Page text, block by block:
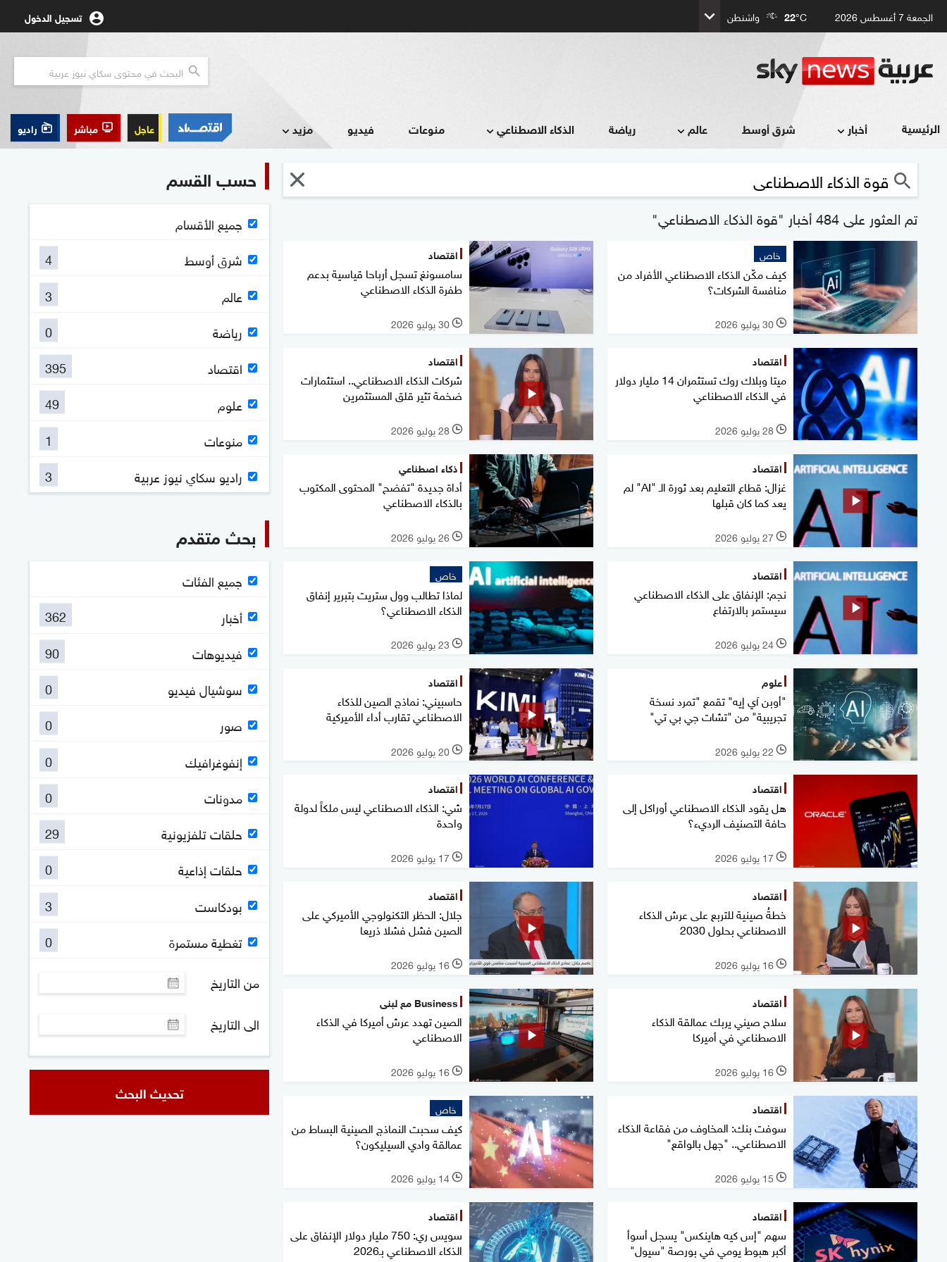
الجمعة 7 أغسطس 2026 22°C واشنطن تسجيل الدخول
الرئيسية أخبار شرق أوسط عالم رياضة الذكاء الاصطناعي منوعات فيديو مزيد عاجل مباشر راديو
تم العثور على 484 أخبار "قوة الذكاء الاصطناعي"
خاص
كيف مكّن الذكاء الاصطناعي الأفراد من
منافسة الشركات؟
l 30 يوليو 2026
اقتصاد
سامسونغ تسجل أرباحا قياسية بدعم
طفرة الذكاء الاصطناعي
l 30 يوليو 2026
اقتصاد
ميتا وبلاك روك تستثمران 14 مليار دولار
في الذكاء الاصطناعي
l 28 يوليو 2026
اقتصاد
شركات الذكاء الاصطناعي.. استثمارات
ضخمة تثير قلق المستثمرين
l 28 يوليو 2026
اقتصاد
غزال: قطاع التعليم بعد ثورة الـ "AI" لم
يعد كما كان قبلها
l 27 يوليو 2026
ذكاء اصطناعي
أداة جديدة "تفضح" المحتوى المكتوب
بالذكاء الاصطناعي
l 26 يوليو 2026
اقتصاد
نجم: الإنفاق على الذكاء الاصطناعي
سيستمر بالارتفاع
l 24 يوليو 2026
خاص
لماذا تطالب وول ستريت بتبرير إنفاق
الذكاء الاصطناعي؟
l 23 يوليو 2026
علوم
"أوبن آي إيه" تقمع "تمرد نسخة
تجريبية" من "تشات جي بي تي"
l 22 يوليو 2026
اقتصاد
حاسبيني: نماذج الصين للذكاء
الاصطناعي تقارب أداء الأميركية
l 20 يوليو 2026
اقتصاد
هل يقود الذكاء الاصطناعي أوراكل إلى
حافة التصنيف الرديء؟
l 17 يوليو 2026
اقتصاد
شي: الذكاء الاصطناعي ليس ملكاً لدولة
واحدة
l 17 يوليو 2026
اقتصاد
خطةُ صينية للتربع على عرش الذكاء
الاصطناعي بحلول 2030
l 16 يوليو 2026
اقتصاد
جلال: الحظر التكنولوجي الأميركي على
الصين فشل فشلا ذريعا
l 16 يوليو 2026
اقتصاد
سلاح صيني يربك عمالقة الذكاء
الاصطناعي في أميركا
l 16 يوليو 2026
Business مع لبنى
الصين تهدد عرش أميركا في الذكاء
الاصطناعي
l 16 يوليو 2026
اقتصاد
سوفت بنك: المخاوف من فقاعة الذكاء
الاصطناعي.. "جهل بالواقع"
l 15 يوليو 2026
خاص
كيف سحبت النماذج الصينية البساط من
عمالقة وادي السيليكون؟
l 14 يوليو 2026
اقتصاد
سهم "إس كيه هاينكس" يسجل أسوأ
أكبر هبوط يومي في بورصة "سيول"
اقتصاد
سويس ري: 750 مليار دولار الإنفاق على
الذكاء الاصطناعي بـ2026
حسب القسم
جميع الأقسام
شرق أوسط
4
عالم
3
رياضة
0
اقتصاد
395
علوم
49
منوعات
1
راديو سكاي نيوز عربية
3
بحث متقدم
جميع الفئات
أخبار
362
فيديوهات
90
سوشيال فيديو
0
صور
0
إنفوغرافيك
0
مدونات
0
حلقات تلفزيونية
29
حلقات إذاعية
0
بودكاست
3
تغطية مستمرة
0
من التاريخ
الى التاريخ
تحديث البحث